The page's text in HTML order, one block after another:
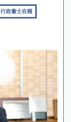
行政書士在籍